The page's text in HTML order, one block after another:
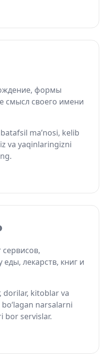
формы
смысл своего имени
ma’nosi, kelib
va yaqinlaringizni
лекарств, книг и
kitoblar va
narsalarni
bor servislar.